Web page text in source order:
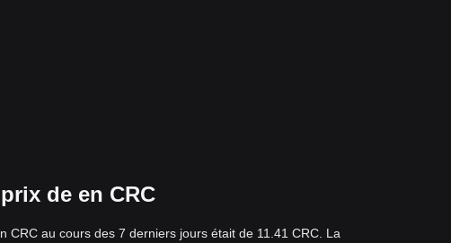
de en CRC
au cours des 7 derniers jours était de 11.41 CRC. La